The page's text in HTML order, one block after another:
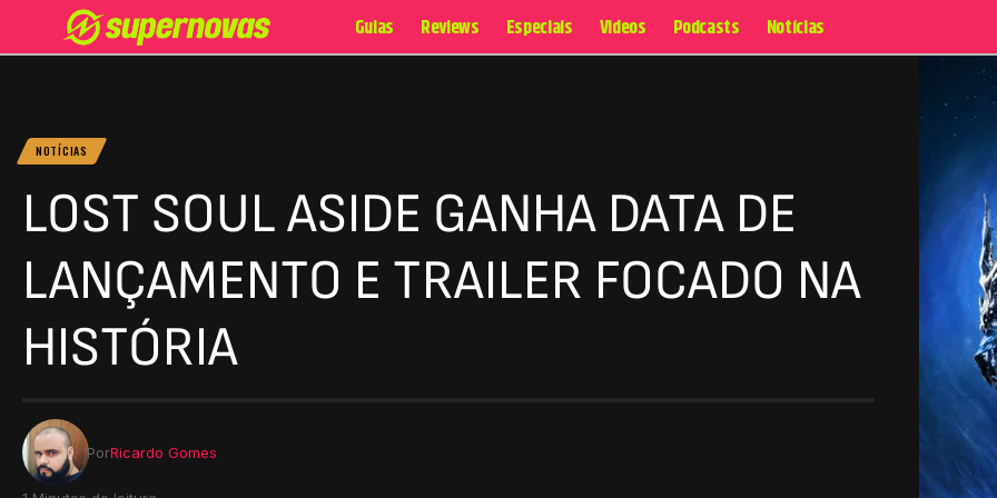
Guias Reviews Especiais Videos Podcasts Notícias
NOTÍCIAS
LOST SOUL ASIDE GANHA DATA DE
LANÇAMENTO E TRAILER FOCADO NA
HISTÓRIA
PorRicardo Gomes